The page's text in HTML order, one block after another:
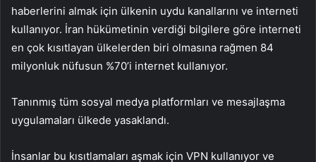
haberlerini almak için ülkenin uydu kanallarını ve interneti
kullanıyor. İran hükümetinin verdiği bilgilere göre interneti
en çok kısıtlayan ülkelerden biri olmasına rağmen 84
milyonluk nüfusun %70’i internet kullanıyor.
Tanınmış tüm sosyal medya platformları ve mesajlaşma
uygulamaları ülkede yasaklandı.
İnsanlar bu kısıtlamaları aşmak için VPN kullanıyor ve